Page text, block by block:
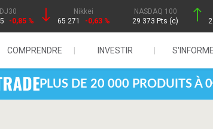
DJ30
-0,85 %
Nikkei
65 271
-0,63 %
NASDAQ 100
29 373 Pts (c)
COMPRENDRE INVESTIR
PLUS DE 20 000 PRODUITS À